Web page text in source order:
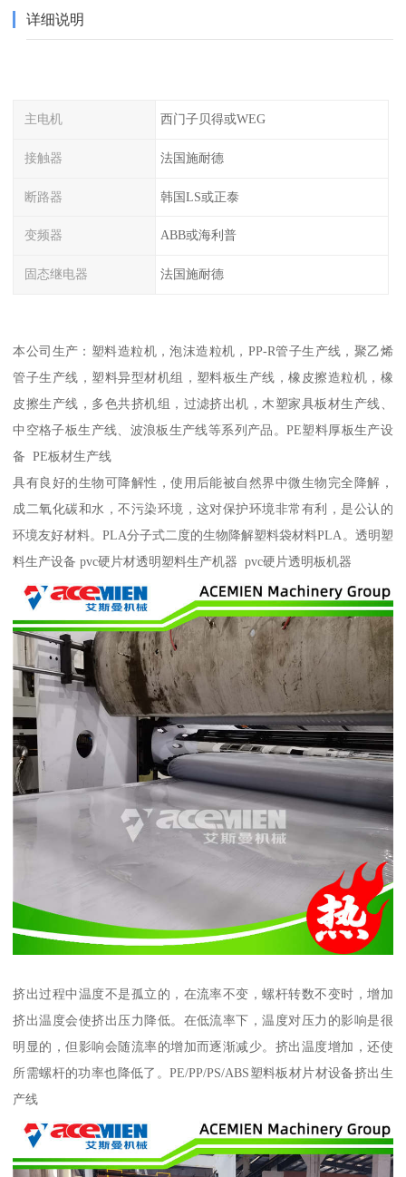
详细说明
主电机 西门子贝得或WEG
接触器 法国施耐德
断路器 韩国LS或正泰
变频器 ABB或海利普
固态继电器 法国施耐德
本公司生产：塑料造粒机，泡沫造粒机，PP-R管子生产线，聚乙烯
管子生产线，塑料异型材机组，塑料板生产线，橡皮擦造粒机，橡
皮擦生产线，多色共挤机组，过滤挤出机，木塑家具板材生产线、
中空格子板生产线、波浪板生产线等系列产品。PE塑料厚板生产设
备 PE板材生产线
具有良好的生物可降解性，使用后能被自然界中微生物完全降解，
成二氧化碳和水，不污染环境，这对保护环境非常有利，是公认的
环境友好材料。PLA分子式二度的生物降解塑料袋材料PLA。透明塑
料生产设备 pvc硬片材透明塑料生产机器 pvc硬片透明板机器
挤出过程中温度不是孤立的，在流率不变，螺杆转数不变时，增加
挤出温度会使挤出压力降低。在低流率下，温度对压力的影响是很
明显的，但影响会随流率的增加而逐渐减少。挤出温度增加，还使
所需螺杆的功率也降低了。PE/PP/PS/ABS塑料板材片材设备挤出生
产线